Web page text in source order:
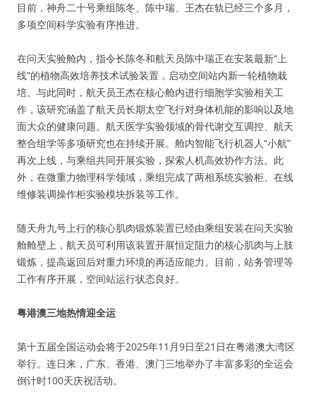
目前，神舟二十号乘组陈冬、陈中瑞、王杰在轨已经三个多月，
多项空间科学实验有序推进。
在问天实验舱内，指令长陈冬和航天员陈中瑞正在安装最新“上
线”的植物高效培养技术试验装置，启动空间站内新一轮植物栽
培。与此同时，航天员王杰在核心舱内进行细胞学实验相关工
作，该研究涵盖了航天员长期太空飞行对身体机能的影响以及地
面大众的健康问题。航天医学实验领域的骨代谢交互调控、航天
整合组学等多项研究也在持续开展。舱内智能飞行机器人“小航”
再次上线，与乘组共同开展实验，探索人机高效协作方法。此
外，在微重力物理科学领域，乘组完成了两相系统实验柜、在线
维修装调操作柜实验模块拆装等工作。
随天舟九号上行的核心肌肉锻炼装置已经由乘组安装在问天实验
舱舱壁上，航天员可利用该装置开展恒定阻力的核心肌肉与上肢
锻炼，提高返回后对重力环境的再适应能力。目前，站务管理等
工作有序开展，空间站运行状态良好。
粤港澳三地热情迎全运
第十五届全国运动会将于2025年11月9日至21日在粤港澳大湾区
举行。连日来，广东、香港、澳门三地举办了丰富多彩的全运会
倒计时100天庆祝活动。